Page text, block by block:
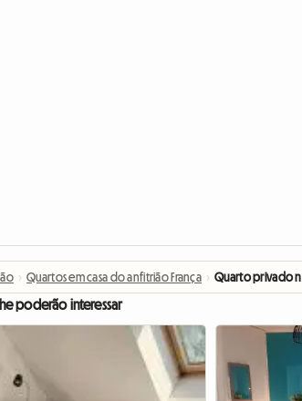
› Quartos em casa do anfitrião França › Quarto privado
poderão interessar